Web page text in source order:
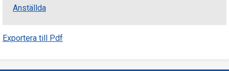
Anställda
Exportera till Pdf